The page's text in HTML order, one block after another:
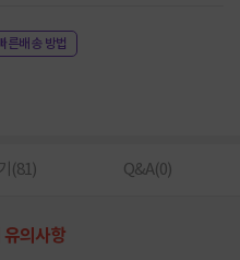
른배송 방법
(81) Q&A(0)
유의사항